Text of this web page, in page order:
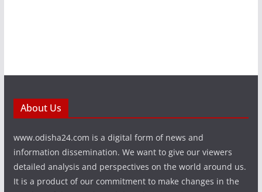
About Us
www.odisha24.com is a digital form of news and
information dissemination. We want to give our viewers
detailed analysis and perspectives on the world around us.
It is a product of our commitment to make changes in the